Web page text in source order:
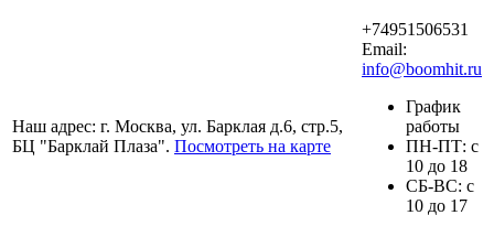
Наш адрес: г. Москва, ул. Барклая д.6, стр.5,
БЦ "Барклай Плаза". Посмотреть на карте
+74951506531
Email:
info@boomhit.ru
График
работы
ПH-ПТ: с
10 до 18
СБ-ВС: с
10 до 17